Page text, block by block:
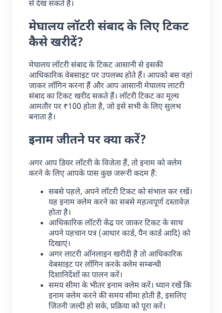
से देख सकते हैं।
मेघालय लॉटरी संबाद के लिए टिकट
कैसे खरीदें?
मेघालय लॉटरी संबाद के टिकट आसानी से इसकी
आधिकारिक वेबसाइट पर उपलब्ध होते हैं। आपको बस वहां
जाकर लॉगिन करना हैं और आप आसानी मेघालय लाटरी
संबाद का टिकट खरीद सकते हैं। लॉटरी टिकट का मूल्य
आमतौर पर ₹100 होता है, जो इसे सभी के लिए सुलभ
बनाता है।
इनाम जीतने पर क्या करें?
अगर आप डियर लॉटरी के विजेता हैं, तो इनाम को क्लेम
करने के लिए आपके पास कुछ जरूरी कदम हैं:
सबसे पहले, अपने लॉटरी टिकट को संभाल कर रखें।
यह इनाम क्लेम करने का सबसे महत्वपूर्ण दस्तावेज़
होता है।
आधिकारिक लॉटरी केंद्र पर जाकर टिकट के साथ
अपने पहचान पत्र (आधार कार्ड, पैन कार्ड आदि) को
दिखाएं।
अगर लाटरी ऑनलाइन खरीदी है तो आधिकारिक
वेबसाइट पर लॉगिन करके क्लेम सम्बन्धी
दिशानिर्देशों का पालन करें।
समय सीमा के भीतर इनाम क्लेम करें। ध्यान रखें कि
इनाम क्लेम करने की समय सीमा होती है, इसलिए
जितनी जल्दी हो सके, प्रक्रिया को पूरा करें।